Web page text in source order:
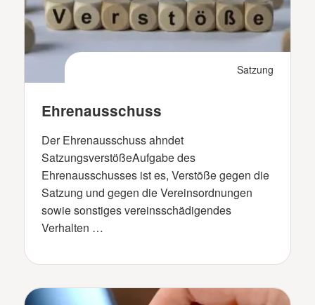
Satzung
Ehrenausschuss
Der Ehrenausschuss ahndet
SatzungsverstößeAufgabe des
Ehrenausschusses ist es, Verstöße gegen die
Satzung und gegen die Vereinsordnungen
sowie sonstiges vereinsschädigendes
Verhalten …